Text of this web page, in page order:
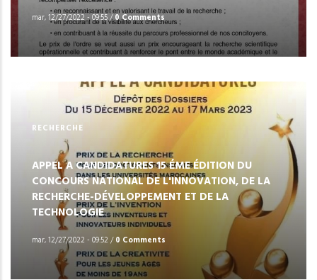
mar, 12/27/2022 - 09:55/0 Comments
RECHERCHE
APPEL A CANDIDATURES 15 ÉME ÉDITION DU
CONCOURS NATIONAL DE L'INNOVATION, DE LA
RECHERCHE-DÉVELOPPEMENT ET DE LA
TECHNOLOGIE
mar, 12/27/2022 - 09:52 /0 Comments